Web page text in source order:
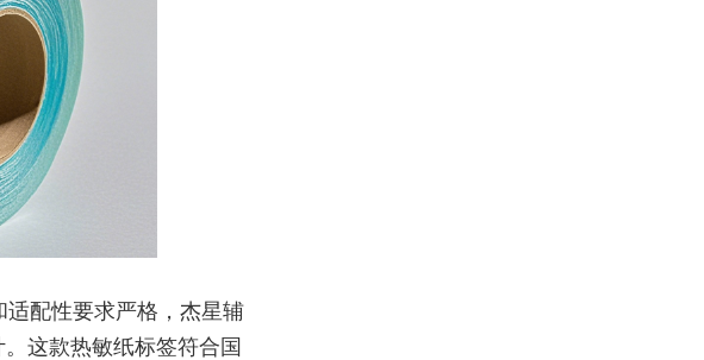
配性要求严格，杰星辅
这款热敏纸标签符合国